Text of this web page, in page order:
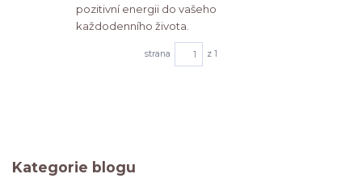
Kategorie blogu
pozitivní energii do vašeho
každodenního života.
strana z 1